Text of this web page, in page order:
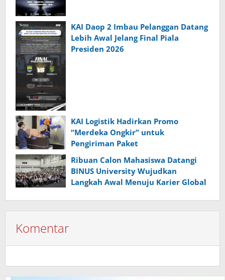
KAI Daop 2 Imbau Pelanggan Datang
Lebih Awal Jelang Final Piala
Presiden 2026
KAI Logistik Hadirkan Promo
“Merdeka Ongkir” untuk
Pengiriman Paket
Ribuan Calon Mahasiswa Datangi
BINUS University Wujudkan
Langkah Awal Menuju Karier Global
Komentar